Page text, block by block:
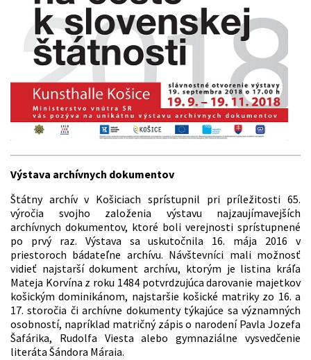
Výstava archívnych dokumentov
Štátny archív v Košiciach sprístupnil pri príležitosti 65.
výročia svojho založenia výstavu najzaujímavejších
archívnych dokumentov, ktoré boli verejnosti sprístupnené
po prvý raz. Výstava sa uskutočnila 16. mája 2016 v
priestoroch bádateľne archívu. Návštevníci mali možnosť
vidieť najstarší dokument archívu, ktorým je listina kráľa
Mateja Korvína z roku 1484 potvrdzujúca darovanie majetkov
košickým dominikánom, najstaršie košické matriky zo 16. a
17. storočia či archívne dokumenty týkajúce sa významných
osobností, napríklad matričný zápis o narodení Pavla Jozefa
Šafárika, Rudolfa Viesta alebo gymnaziálne vysvedčenie
literáta Šándora Máraia.